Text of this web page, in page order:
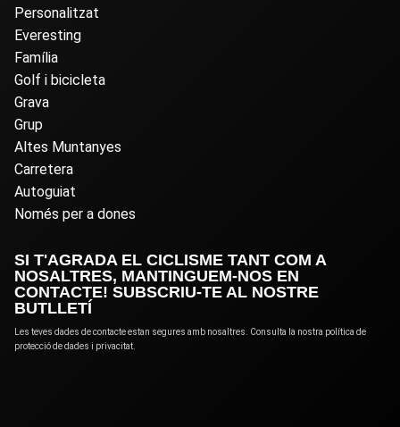
Personalitzat
Everesting
Família
Golf i bicicleta
Grava
Grup
Altes Muntanyes
Carretera
Autoguiat
Només per a dones
SI T'AGRADA EL CICLISME TANT COM A
NOSALTRES, MANTINGUEM-NOS EN
CONTACTE! SUBSCRIU-TE AL NOSTRE
BUTLLETÍ
Les teves dades de contacte estan segures amb nosaltres. Consulta la nostra política de
protecció de dades i privacitat.